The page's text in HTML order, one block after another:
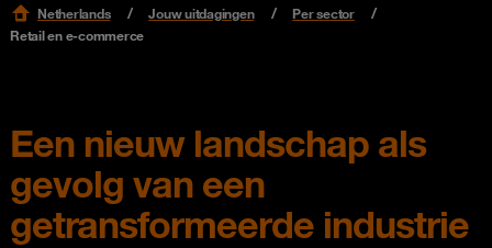
Netherlands Jouw uitdagingen
Per sector
Retail en e-commerce
Een nieuw landschap als
gevolg van een
getransformeerde industrie